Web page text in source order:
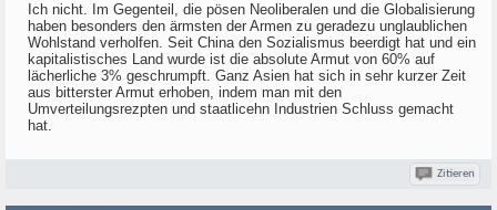
Ich nicht. Im Gegenteil, die pösen Neoliberalen und die Globalisierung
haben besonders den ärmsten der Armen zu geradezu unglaublichen
Wohlstand verholfen. Seit China den Sozialismus beerdigt hat und ein
kapitalistisches Land wurde ist die absolute Armut von 60% auf
lächerliche 3% geschrumpft. Ganz Asien hat sich in sehr kurzer Zeit
aus bitterster Armut erhoben, indem man mit den
Umverteilungsrezpten und staatlicehn Industrien Schluss gemacht
hat.
Zitieren